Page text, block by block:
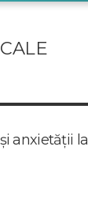
anxietății la